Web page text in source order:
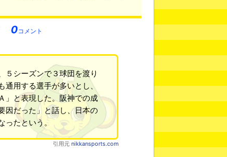
0コメント
５シーズンで３球団を渡り
用する選手が多いとし、
」と表現した。阪神での成
因だった」と話し、日本の
たという。
引用元 nikkansports.com